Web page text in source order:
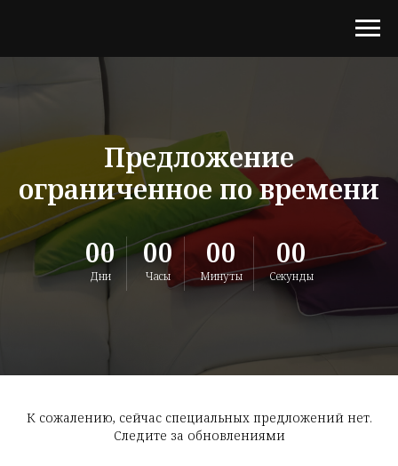
Предложение
ограниченное по времени
00
Дни
00
Часы
00
Минуты
00
Секунды
К сожалению, сейчас специальных предложений нет.
Следите за обновлениями